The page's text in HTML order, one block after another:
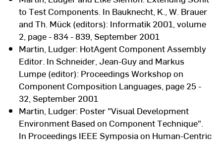
to Test Components. In Bauknecht, K., W. Brauer
and Th. Mück (editors): Informatik 2001, volume
2, page - 834 - 839, September 2001
Martin, Ludger: HotAgent Component Assembly
Editor. In Schneider, Jean-Guy and Markus
Lumpe (editor): Proceedings Workshop on
Component Composition Languages, page 25 -
32, September 2001
Martin, Ludger: Poster "Visual Development
Environment Based on Component Technique".
In Proceedings IEEE Symposia on Human-Centric